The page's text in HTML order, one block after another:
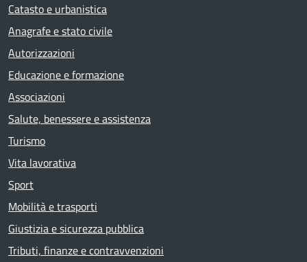
Catasto e urbanistica
Anagrafe e stato civile
Autorizzazioni
Educazione e formazione
Associazioni
Salute, benessere e assistenza
Turismo
Vita lavorativa
Sport
Mobilità e trasporti
Giustizia e sicurezza pubblica
Tributi, finanze e contravvenzioni